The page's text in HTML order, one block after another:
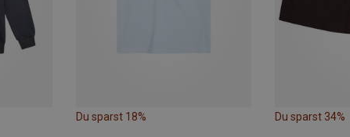
Du sparst 18% Du sparst 34%